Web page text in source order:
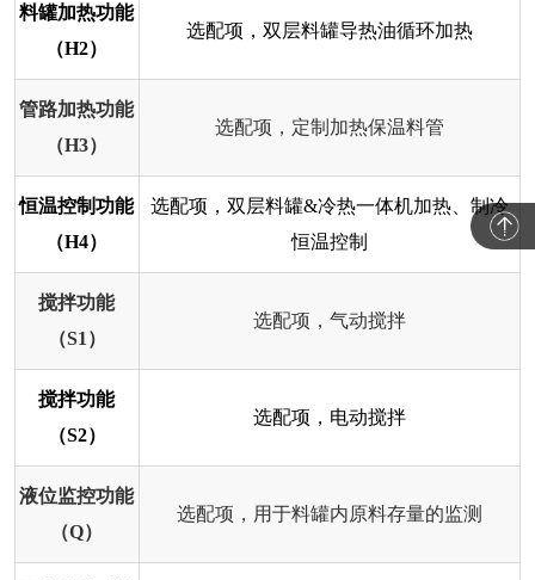
料罐加热功能
（H2）
选配项，双层料罐导热油循环加热
管路加热功能
（H3）
选配项，定制加热保温料管
恒温控制功能
（H4）
选配项，双层料罐&冷热一体机加热、制冷
恒温控制
搅拌功能
（S1）
选配项，气动搅拌
搅拌功能
（S2）
选配项，电动搅拌
液位监控功能
（Q）
选配项，用于料罐内原料存量的监测